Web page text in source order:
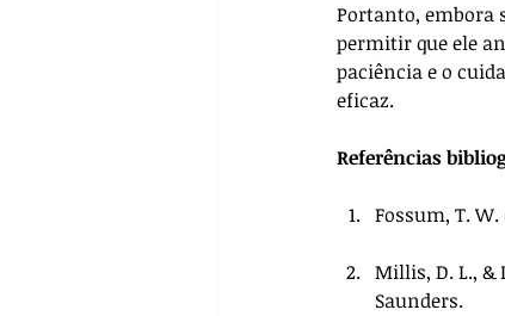
Portanto, embora
permitir que ele
paciência e o
eficaz.
Referências
Fossum, T. W.
Millis, D. L., &
Saunders.